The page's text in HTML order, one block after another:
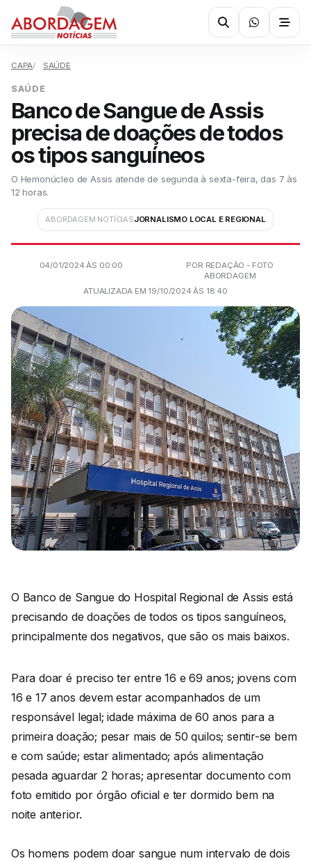
CAPA SAÚDE
SAÚDE
Banco de Sangue de Assis
precisa de doações de todos
os tipos sanguíneos
O Hemonúcleo de Assis atende de segunda à sexta-feira, das 7 às
12 horas.
ABORDAGEM NOTÍCIASJORNALISMO LOCAL E REGIONAL
04/01/2024 ÀS 00:00
POR REDAÇÃO - FOTO
ABORDAGEM
ATUALIZADA EM 19/10/2024 ÀS 18:40
O Banco de Sangue do Hospital Regional de Assis está
precisando de doações de todos os tipos sanguíneos,
principalmente dos negativos, que são os mais baixos.
Para doar é preciso ter entre 16 e 69 anos; jovens com
16 e 17 anos devem estar acompanhados de um
responsável legal; idade máxima de 60 anos para a
primeira doação; pesar mais de 50 quilos; sentir-se bem
e com saúde; estar alimentado; após alimentação
pesada aguardar 2 horas; apresentar documento com
foto emitido por órgão oficial e ter dormido bem na
noite anterior.
Os homens podem doar sangue num intervalo de dois